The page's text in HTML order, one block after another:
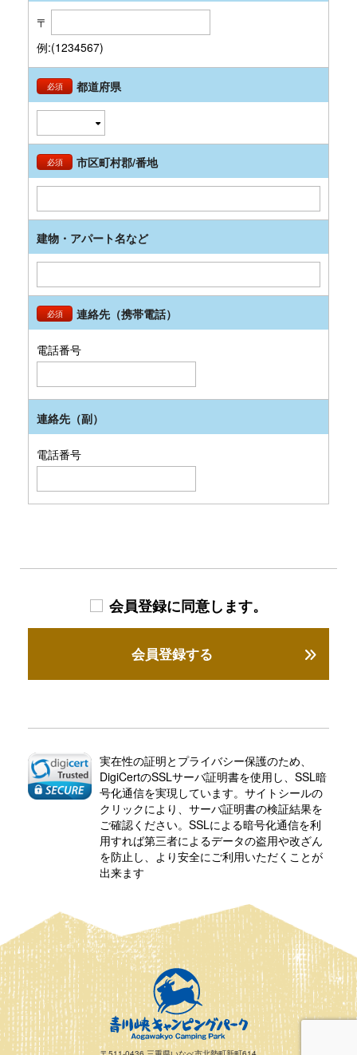
〒
例:(1234567)
必須 都道府県
必須 市区町村郡/番地
建物・アパート名など
必須 連絡先（携帯電話）
電話番号
連絡先（副）
電話番号
会員登録に同意します。
会員登録する
実在性の証明とプライバシー保護のため、
DigiCertのSSLサーバ証明書を使用し、SSL暗
号化通信を実現しています。サイトシールの
クリックにより、サーバ証明書の検証結果を
ご確認ください。SSLによる暗号化通信を利
用すれば第三者によるデータの盗用や改ざん
を防止し、より安全にご利用いただくことが
出来ます